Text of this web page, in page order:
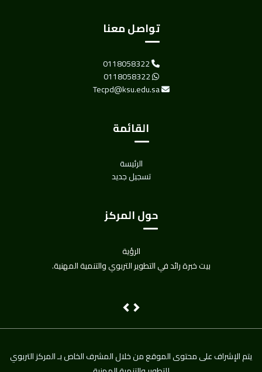
تواصل معنا
0118058322
0118058322
Tecpd@ksu.edu.sa
القائمة
الرئيسة
تسجيل جديد
حول المركز
الرؤية
بيت خبرة رائد في التطوير التربوي والتنمية المهنية.
Next
يتم اﻹشراف على محتوى الموقع من خلال المشرف الخاص بـ المركز التربوي